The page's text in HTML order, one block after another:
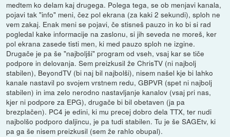
medtem ko delam kaj drugega. Polega tega, se ob menjavi kanala,
pojavi tak "info" meni, čez pol ekrana (za kaki 2 sekundi), sploh ne
vem zakaj. Enak meni se pojavi, če stisneš pauzo in ko bi si rad
pogledal kake informacije na zaslonu, si jih seveda ne moreš, ker
pol ekrana zasede tisti men, ki med pauzo sploh ne izgine.
Drugače je pa še "najboljši" program od vseh, vsaj kar se tiče
podpore in delovanja. Sem preizkusil že ChrisTV (ni najbolj
stabilen), BeyondTV (bi naj bil najbolši), nisem našel kje bi lahko
kanale nastavil po svojem vrstnem redu, GBPVR (spet ni najbolj
stabilen) in ima zelo nerodno nastavljanje kanalov (vsaj pri nas,
kjer ni podpore za EPG), drugače bi bil obetaven (ja pa
brezplačen). PC4 je edini, ki mu precej dobro dela TTX, ter nudi
najbolšo podporo daljincu, je pa tudi stabilen. Tu je še SAGEtv, ki
pa ga še nisem preizkusil (sem že rahlo obupal).